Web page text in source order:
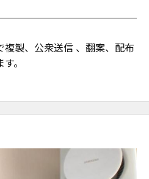
製、公衆送信 、翻案、配布
。